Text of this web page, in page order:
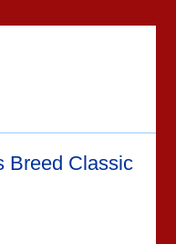
Breed Classic